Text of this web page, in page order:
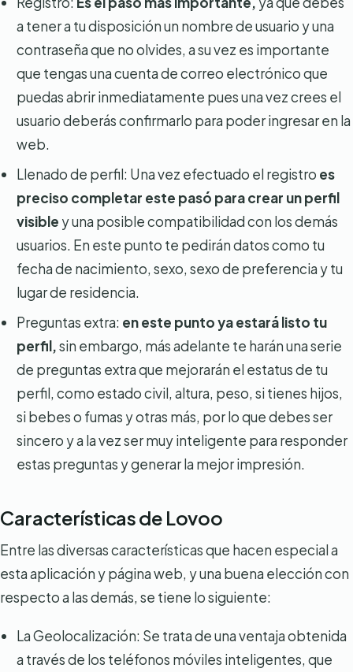
a tener a tu disposición un nombre de usuario y una
contraseña que no olvides, a su vez es importante
que tengas una cuenta de correo electrónico que
puedas abrir inmediatamente pues una vez crees el
usuario deberás confirmarlo para poder ingresar en la
web.
Llenado de perfil: Una vez efectuado el registro es
preciso completar este pasó para crear un perfil
visible y una posible compatibilidad con los demás
usuarios. En este punto te pedirán datos como tu
fecha de nacimiento, sexo, sexo de preferencia y tu
lugar de residencia.
Preguntas extra: en este punto ya estará listo tu
perfil,sin embargo, más adelante te harán una serie
de preguntas extra que mejorarán el estatus de tu
perfil, como estado civil, altura, peso, si tienes hijos,
si bebes o fumas y otras más, por lo que debes ser
sincero y a la vez ser muy inteligente para responder
estas preguntas y generar la mejor impresión.
Características de Lovoo
Entre las diversas características que hacen especial a
esta aplicación y página web, y una buena elección con
respecto a las demás, se tiene lo siguiente:
La Geolocalización: Se trata de una ventaja obtenida
a través de los teléfonos móviles inteligentes, que